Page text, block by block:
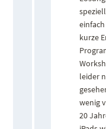
kurze
leider
wenig
20